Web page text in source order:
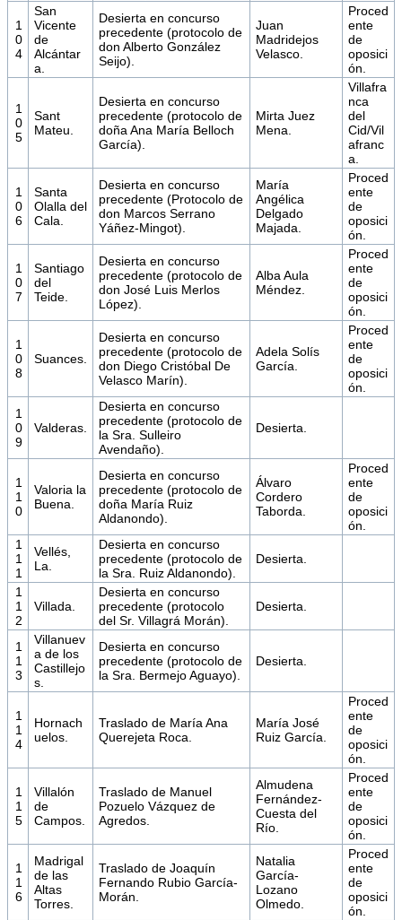
1
0
4
San
Vicente
de
Alcántar
a.
Desierta en concurso
precedente (protocolo de
don Alberto González
Seijo).
Juan
Madridejos
Velasco.
Proced
ente
de
oposici
ón.
1
0
5
Sant
Mateu.
Desierta en concurso
precedente (protocolo de
doña Ana María Belloch
García).
Mirta Juez
Mena.
Villafra
nca
del
Cid/Vil
afranc
a.
1
0
6
Santa
Olalla del
Cala.
Desierta en concurso
precedente (Protocolo de
don Marcos Serrano
Yáñez-Mingot).
María
Angélica
Delgado
Majada.
Proced
ente
de
oposici
ón.
1
0
7
Santiago
del
Teide.
Desierta en concurso
precedente (protocolo de
don José Luis Merlos
López).
Alba Aula
Méndez.
Proced
ente
de
oposici
ón.
1
0
8
Suances.
Desierta en concurso
precedente (protocolo de
don Diego Cristóbal De
Velasco Marín).
Adela Solís
García.
Proced
ente
de
oposici
ón.
1
0
9
Valderas.
Desierta en concurso
precedente (protocolo de
la Sra. Sulleiro
Avendaño).
Desierta.
1
1
0
Valoria la
Buena.
Desierta en concurso
precedente (protocolo de
doña María Ruiz
Aldanondo).
Álvaro
Cordero
Taborda.
Proced
ente
de
oposici
ón.
1
1
1
Vellés,
La.
Desierta en concurso
precedente (protocolo de
la Sra. Ruiz Aldanondo).
Desierta.
1
1
2
Villada.
Desierta en concurso
precedente (protocolo
del Sr. Villagrá Morán).
Desierta.
1
1
3
Villanuev
a de los
Castillejo
s.
Desierta en concurso
precedente (protocolo de
la Sra. Bermejo Aguayo).
Desierta.
1
1
4
Hornach
uelos.
Traslado de María Ana
Querejeta Roca.
María José
Ruiz García.
Proced
ente
de
oposici
ón.
1
1
5
Villalón
de
Campos.
Traslado de Manuel
Pozuelo Vázquez de
Agredos.
Almudena
Fernández-
Cuesta del
Río.
Proced
ente
de
oposici
ón.
1
1
6
Madrigal
de las
Altas
Torres.
Traslado de Joaquín
Fernando Rubio García-
Morán.
Natalia
García-
Lozano
Olmedo.
Proced
ente
de
oposici
ón.